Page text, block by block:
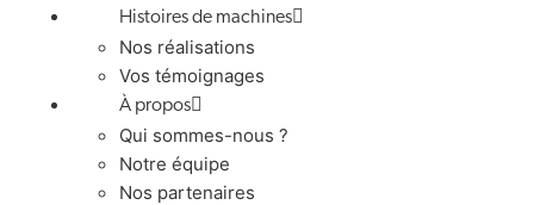
Histoires de machines
Nos réalisations
Vos témoignages
À propos
Qui sommes-nous ?
Notre équipe
Nos partenaires